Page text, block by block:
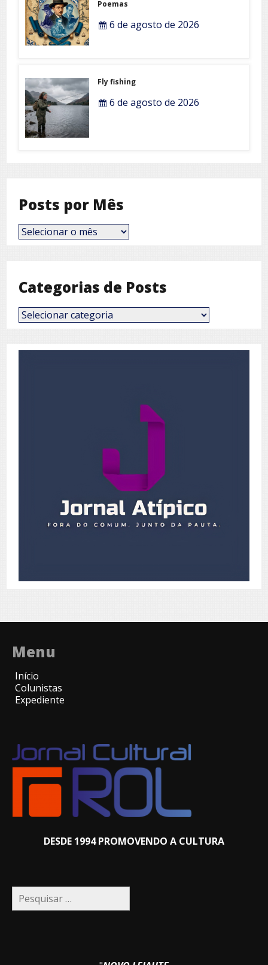
Poemas
6 de agosto de 2026
Fly fishing
6 de agosto de 2026
Posts por Mês
Posts
por
Categorias de Posts
Categorias
de
Menu
Início
Colunistas
Expediente
DESDE 1994 PROMOVENDO A CULTURA
Pesquisar
por: